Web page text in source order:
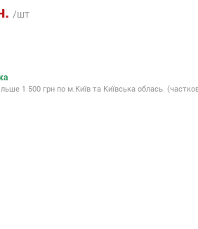
/шт
1 500 грн по м.Київ та Київська облась.